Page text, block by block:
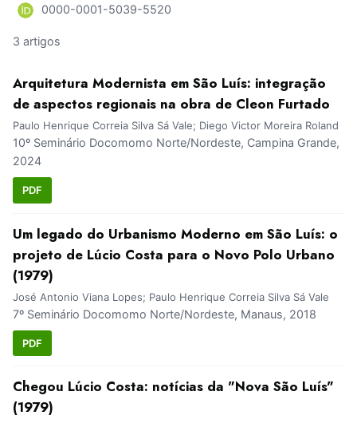
0000-0001-5039-5520
3 artigos
Arquitetura Modernista em São Luís: integração
de aspectos regionais na obra de Cleon Furtado
Paulo Henrique Correia Silva Sá Vale; Diego Victor Moreira Roland
10º Seminário Docomomo Norte/Nordeste, Campina Grande,
2024
PDF
Um legado do Urbanismo Moderno em São Luís: o
projeto de Lúcio Costa para o Novo Polo Urbano
(1979)
José Antonio Viana Lopes; Paulo Henrique Correia Silva Sá Vale
7º Seminário Docomomo Norte/Nordeste, Manaus, 2018
PDF
Chegou Lúcio Costa: notícias da "Nova São Luís"
(1979)